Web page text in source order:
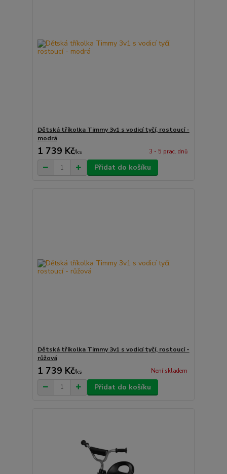
Dětská tříkolka Timmy 3v1 s vodicí tyčí, rostoucí -
modrá
1 739 Kč/ks 3 - 5 prac. dnů
Přidat do košíku
Dětská tříkolka Timmy 3v1 s vodicí tyčí, rostoucí -
růžová
1 739 Kč/ks Není skladem
Přidat do košíku